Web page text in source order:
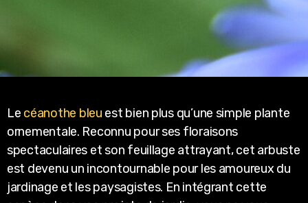
Le céanothe bleu est bien plus qu’une simple plante
ornementale. Reconnu pour ses floraisons
spectaculaires et son feuillage attrayant, cet arbuste
est devenu un incontournable pour les amoureux du
jardinage et les paysagistes. En intégrant cette